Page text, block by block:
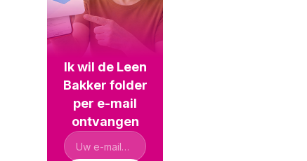
Ik wil de Leen
Bakker folder
per e-mail
ontvangen